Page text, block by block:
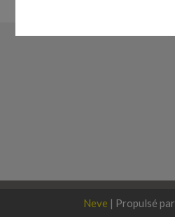
Neve | Propulsé par